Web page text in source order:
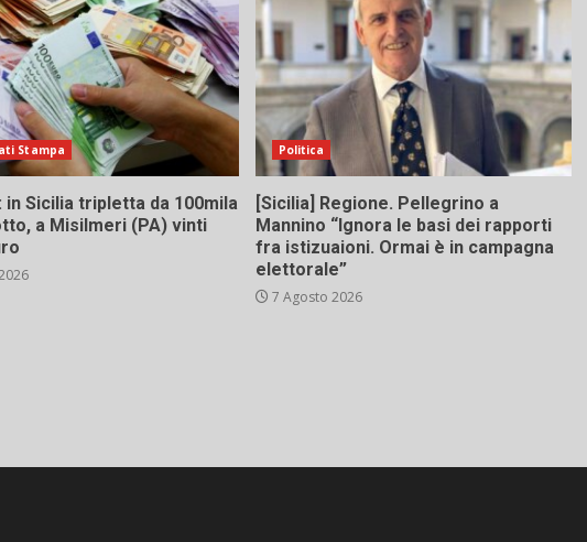
Stampa
in Sicilia tripletta da 100mila
a Misilmeri (PA) vinti
Politica
[Sicilia] Regione. Pellegrino a
Mannino “Ignora le basi dei rapporti
fra istizuaioni. Ormai è in campagna
elettorale”
7 Agosto 2026